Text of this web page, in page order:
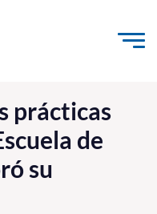
prácticas
de
su